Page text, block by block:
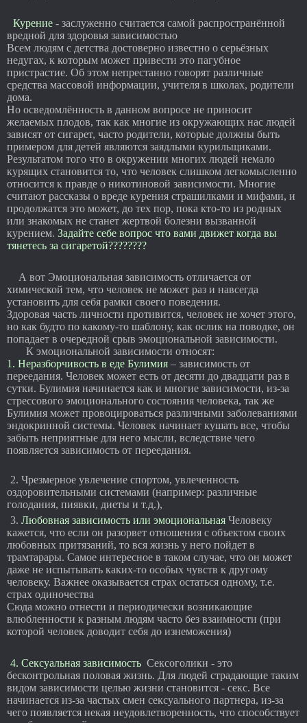
Курение - заслуженно считается самой распространённой
вредной для здоровья зависимостью
Всем людям с детства достоверно известно о серьёзных
недугах, к которым может привести это пагубное
пристрастие. Об этом непрестанно говорят различные
средства массовой информации, учителя в школах, родители
дома.
Но осведомлённость в данном вопросе не приносит
желаемых плодов, так как многие из окружающих нас людей
зависят от сигарет, часто родители, которые должны быть
примером для детей являются заядлыми курильщиками.
Результатом того что в окружении многих людей немало
курящих становится то, что человек слишком легкомысленно
относится к правде о никотиновой зависимости. Многие
считают рассказы о вреде курения страшилками и мифами, и
продолжатся это может, до тех пор, пока кто-то из родных
или знакомых не станет жертвой болезни вызванной
курением. Задайте себе вопрос что вами движет когда вы
тянетесь за сигаретой????????
А вот Эмоциональная зависимость отличается от
химической тем, что человек не может раз и навсегда
установить для себя рамки своего поведения.
Здоровая часть личности противится, человек не хочет этого,
но как будто по какому-то шаблону, как ослик на поводке, он
попадает в очередной срыв эмоциональной зависимости.
К эмоциональной зависимости относят:
1. Неразборчивость в еде Булимия – зависимость от
переедания. Человек может есть от десяти до двадцати раз в
сутки. Булимия начинается как и многие зависимости, из-за
стрессового эмоционального состояния человека, так же
Булимия может провоцироваться различными заболеваниями
эндокринной системы. Человек начинает кушать все, чтобы
забыть неприятные для него мысли, вследствие чего
появляется зависимость от переедания.
2. Чрезмерное увлечение спортом, увлеченность
оздоровительными системами (например: различные
голодания, пиявки, диеты и т.д.),
3. Любовная зависимость или эмоциональная Человеку
кажется, что если он разорвет отношения с объектом своих
любовных притязаний, то вся жизнь у него пойдет в
трамтарары. Самое интересное в таком случае, что он может
даже не испытывать каких-то особых чувств к другому
человеку. Важнее оказывается страх остаться одному, т.е.
страх одиночества
Сюда можно отнести и периодически возникающие
влюбленности к разным людям часто без взаимности (при
которой человек доводит себя до изнеможения)
4. Сексуальная зависимость Сексоголики - это
бесконтрольная половая жизнь. Для людей страдающие таким
видом зависимости целью жизни становится - секс. Все
начинается из-за частых смен сексуального партнера, из-за
чего появляется некая неудовлетворенность, что способствует